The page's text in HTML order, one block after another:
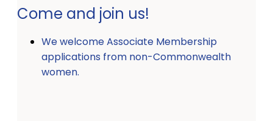
Come and join us!
We welcome Associate Membership
applications from non-Commonwealth
women.